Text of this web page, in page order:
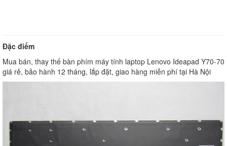
Đặc điểm
Mua bán, thay thế bàn phím máy tính laptop Lenovo Ideapad Y70-70
giá rẻ, bảo hành 12 tháng, lắp đặt, giao hàng miễn phí tại Hà Nội